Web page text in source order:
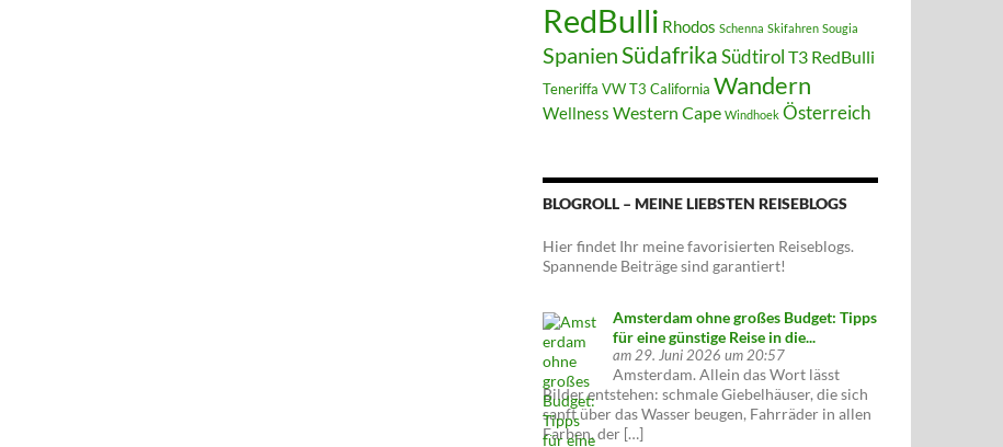
RedBulli Rhodos Schenna Skifahren Sougia
SpanienSüdafrikaSüdtirol T3 RedBulli
Teneriffa VW T3 California Wandern
Wellness Western Cape Windhoek Österreich
BLOGROLL – MEINE LIEBSTEN REISEBLOGS
Hier findet Ihr meine favorisierten Reiseblogs.
Spannende Beiträge sind garantiert!
Amsterdam ohne großes Budget: Tipps
für eine günstige Reise in die...
am 29. Juni 2026 um 20:57
Amsterdam. Allein das Wort lässt
Bilder entstehen: schmale Giebelhäuser, die sich
sanft über das Wasser beugen, Fahrräder in allen
Farben, der […]